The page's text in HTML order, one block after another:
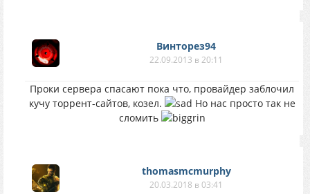
Винторез94
22.09.2013 в 20:11
Проки сервера спасают пока что, провайдер заблочил
кучу торрент-сайтов, козел.
Но нас просто так не
сломить
thomasmcmurphy
20.03.2018 в 03:41